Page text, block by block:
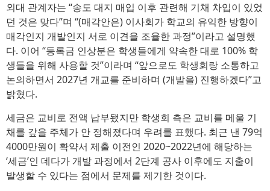
외대 관계자는 “송도 대지 매입 이후 관련해 기채 차입이 있었
던 것은 맞다”며 “(매각안은) 이사회가 학교의 유익한 방향이
매각인지 개발인지 서로 이견을 조율한 과정”이라고 설명했
다. 이어 “등록금 인상분은 학생들에게 약속한 대로 100% 학
생들을 위해 사용할 것”이라며 “앞으로도 학생회랑 소통하고
논의하면서 2027년 개교를 준비하며 (개발을) 진행하겠다”고
밝혔다.
세금은 교비로 전액 납부됐지만 학생회 측은 교비를 메울 기
채를 갚을 주체가 안 정해졌다며 우려를 표했다. 최근 낸 79억
4000만원이 확약서 제출 이전인 2020~2022년에 해당하는
‘세금’인 데다가 개발 과정에서 2단계 공사 이후에도 지출이
발생할 수 있다는 점에서 문제를 제기한 것이다.